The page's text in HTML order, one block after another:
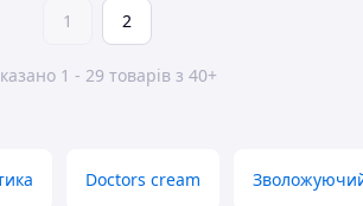
1 2
1 - 29 товарів з 40+
Doctors cream